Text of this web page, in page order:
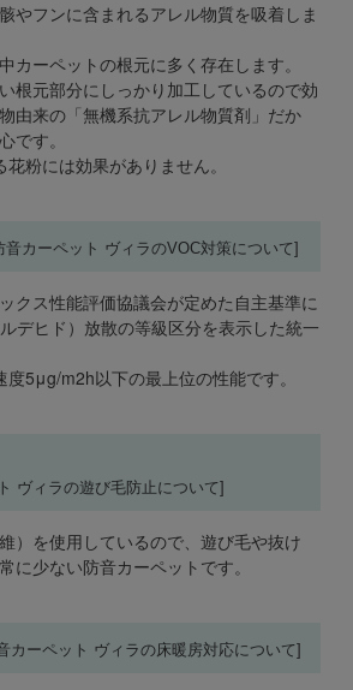
やフンに含まれるアレル物質を吸着しま
カーペットの根元に多く存在します。
根元部分にしっかり加工しているので効
由来の「無機系抗アレル物質剤」だか
です。
粉には効果がありません。
音カーペット ヴィラのVOC対策について]
クス性能評価協議会が定めた自主基準に
デヒド）放散の等級区分を表示した統一
m2h以下の最上位の性能です。
ヴィラの遊び毛防止について]
）を使用しているので、遊び毛や抜け
に少ない防音カーペットです。
カーペット ヴィラの床暖房対応について]